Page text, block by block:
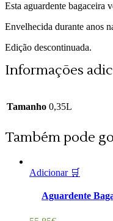
Esta aguardente bagaceira
Envelhecida durante anos
Edição descontinuada.
Informações
Tamanho 0,35L
Também pode
Adicionar 🛒
Aguardente